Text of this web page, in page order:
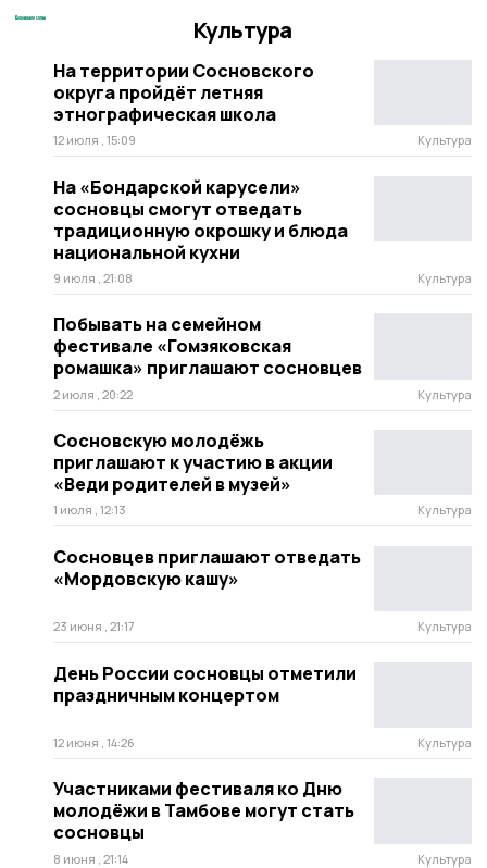
Культура
На территории Сосновского
округа пройдёт летняя
этнографическая школа
12 июля , 15:09 Культура
На «Бондарской карусели»
сосновцы смогут отведать
традиционную окрошку и блюда
национальной кухни
9 июля , 21:08 Культура
Побывать на семейном
фестивале «Гомзяковская
ромашка» приглашают сосновцев
2 июля , 20:22 Культура
Сосновскую молодёжь
приглашают к участию в акции
«Веди родителей в музей»
1 июля , 12:13 Культура
Сосновцев приглашают отведать
«Мордовскую кашу»
23 июня , 21:17 Культура
День России сосновцы отметили
праздничным концертом
12 июня , 14:26 Культура
Участниками фестиваля ко Дню
молодёжи в Тамбове могут стать
сосновцы
8 июня , 21:14 Культура